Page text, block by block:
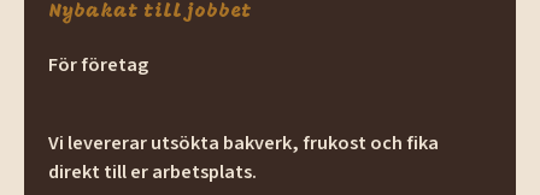
Nybakat till jobbet
För företag
Vi levererar utsökta bakverk, frukost och fika
direkt till er arbetsplats.